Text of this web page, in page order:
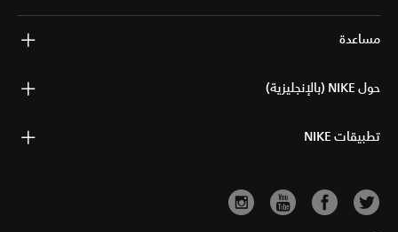
مساعدة
حول NIKE (بالإنجليزية)
تطبيقات NIKE